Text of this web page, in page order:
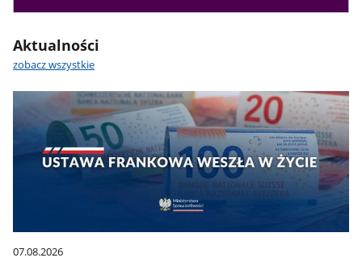
Aktualności
zobacz wszystkie
07.08.2026